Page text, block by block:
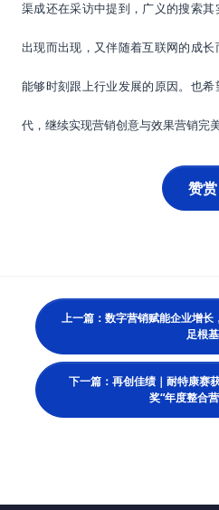
渠成还在采访中提到，广义的搜索
出现而出现，又伴随着互联网的成
能够时刻跟上行业发展的原因。也
代，继续实现营销创意与效果营销完
赞赏
上一篇：数字营销赋能企业增长
足根基
下一篇：再创佳绩｜耐特康赛
奖“年度整合